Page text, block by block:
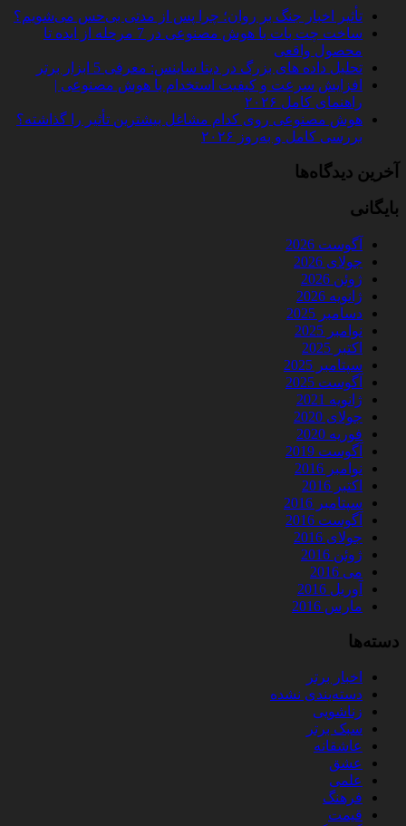
تأثیر اخبار جنگ بر روان؛ چرا پس از مدتی بی‌حس می‌شویم؟
ساخت چت‌ بات با هوش مصنوعی در 7 مرحله از ایده تا
محصول واقعی
تحلیل داده‌ های بزرگ در دیتا ساینس: معرفی 5 ابزار برتر
افزایش سرعت و کیفیت استخدام با هوش مصنوعی |
راهنمای کامل ۲۰۲۶
هوش مصنوعی روی کدام مشاغل بیشترین تأثیر را گذاشته؟
بررسی کامل و به‌روز ۲۰۲۶
آخرین دیدگاه‌ها
بایگانی
آگوست 2026
جولای 2026
ژوئن 2026
ژانویه 2026
دسامبر 2025
نوامبر 2025
اکتبر 2025
سپتامبر 2025
آگوست 2025
ژانویه 2021
جولای 2020
فوریه 2020
آگوست 2019
نوامبر 2016
اکتبر 2016
سپتامبر 2016
آگوست 2016
جولای 2016
ژوئن 2016
می 2016
آوریل 2016
مارس 2016
دسته‌ها
اخبار برتر
دسته‌بندی نشده
زناشویی
سبک برتر
عاشقانه
عشق
علمی
فرهنگ
قیمت